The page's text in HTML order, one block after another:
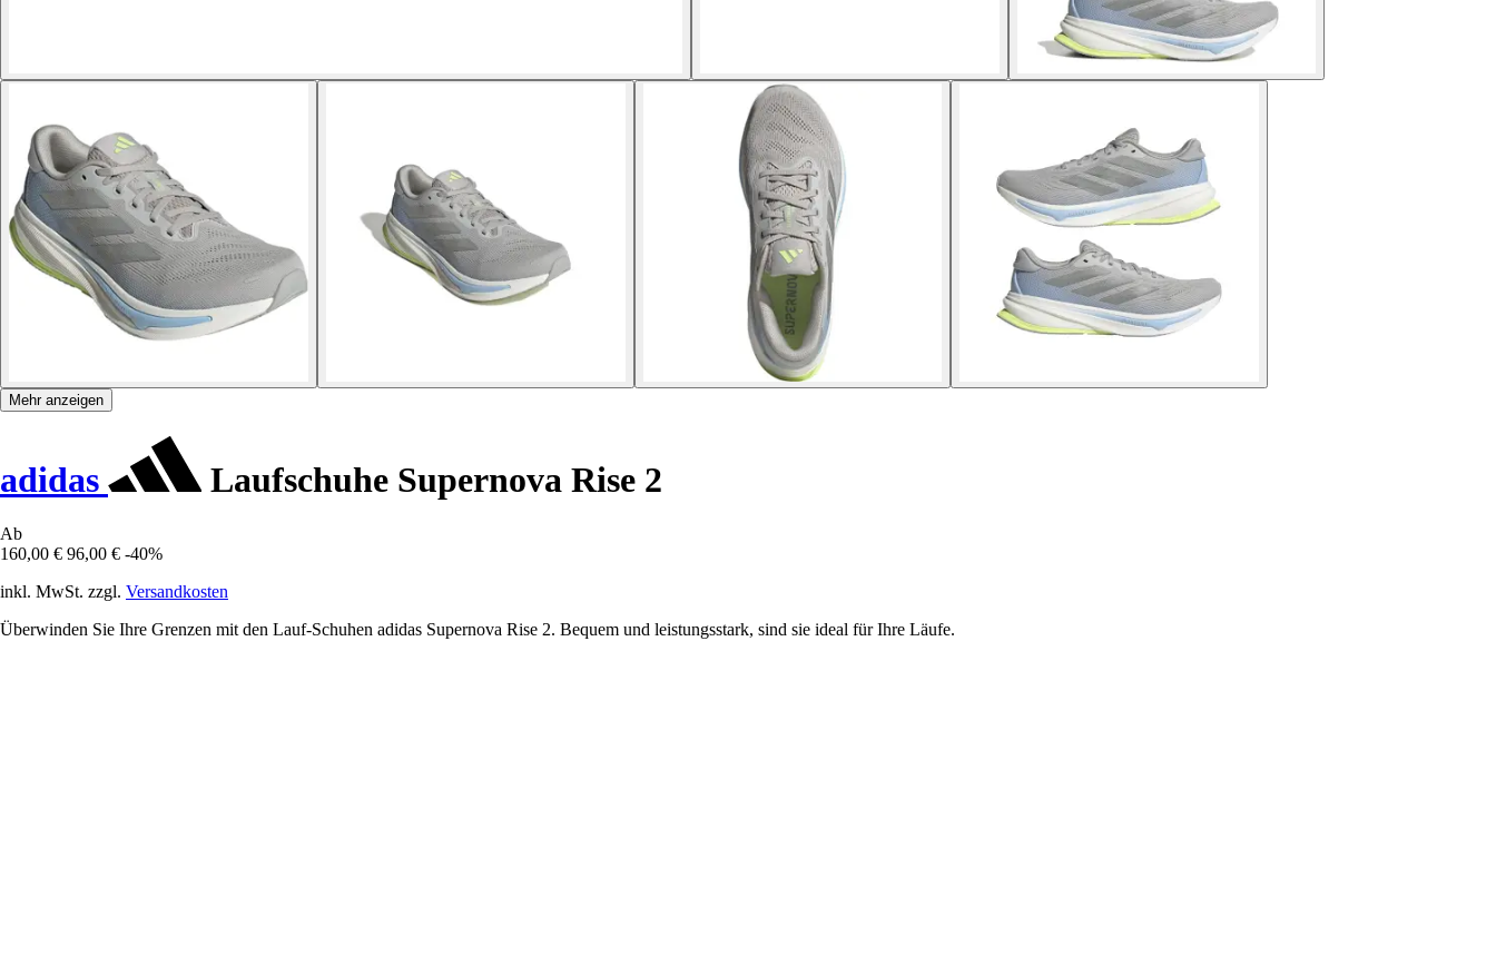
Mehr anzeigen
adidas Laufschuhe Supernova Rise 2
Ab
160,00 € 96,00 € -40%
inkl. MwSt. zzgl. Versandkosten
Überwinden Sie Ihre Grenzen mit den Lauf-Schuhen adidas Supernova Rise 2. Bequem und leistungsstark, sind sie ideal für Ihre Läufe.